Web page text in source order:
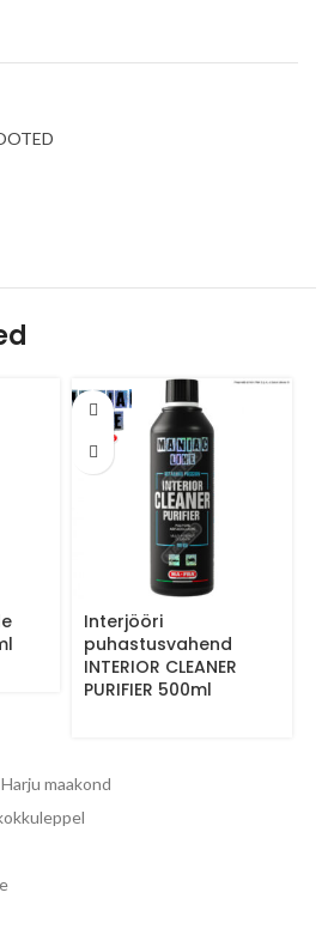
Interjööri
puhastusvahend
INTERIOR CLEANER
PURIFIER 500ml
maakond